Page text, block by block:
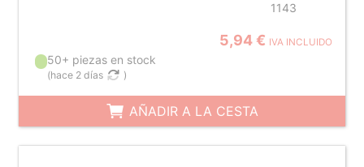
1143
5,94 € IVA INCLUIDO
50+ piezas en stock
(hace 2 días )
AÑADIR A LA CESTA